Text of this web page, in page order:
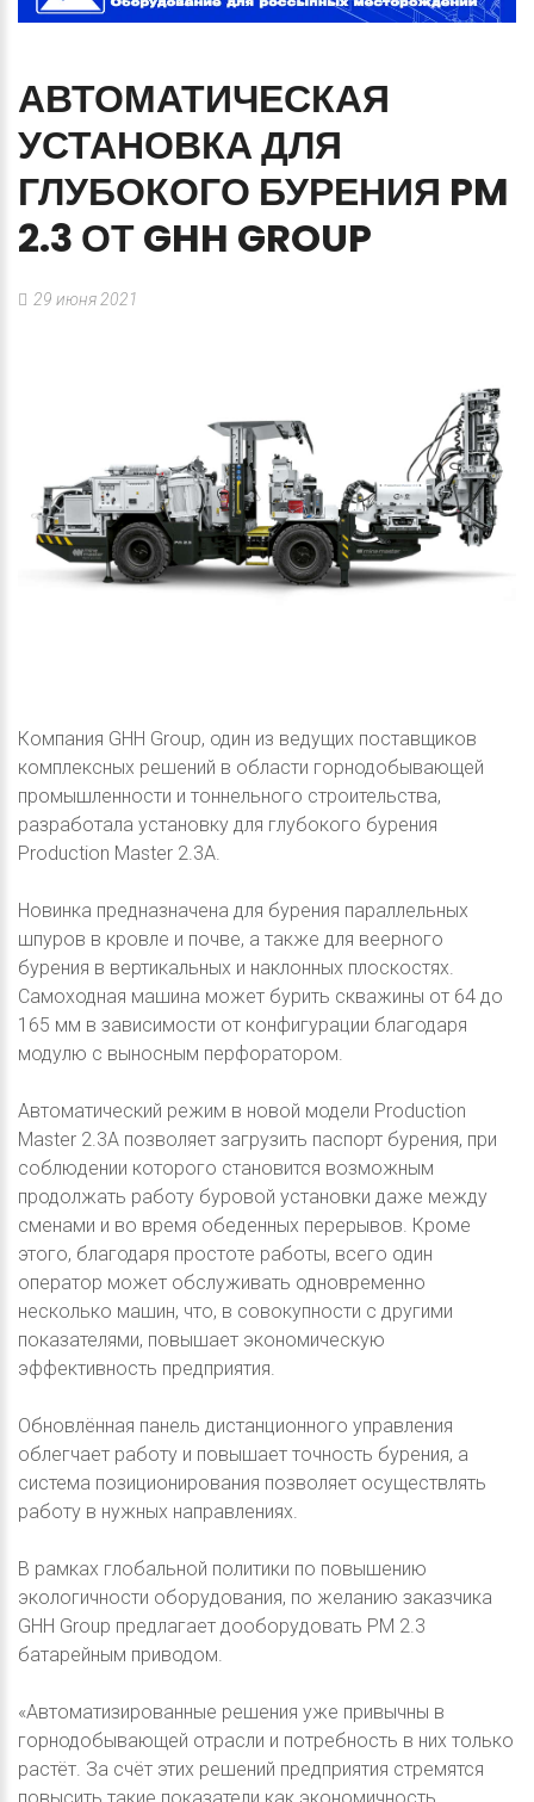
АВТОМАТИЧЕСКАЯ
УСТАНОВКАДЛЯ
ГЛУБОКОГО БУРЕНИЯ PM
2.3 ОТGHH GROUP
29 июня 2021
Компания GHH Group, один из ведущих поставщиков
комплексных решений в области горнодобывающей
промышленности и тоннельного строительства,
разработала установку для глубокого бурения
Production Master 2.3A.
Новинка предназначена для бурения параллельных
шпуров в кровле и почве, а также для веерного
бурения в вертикальных и наклонных плоскостях.
Самоходная машина может бурить скважины от 64 до
165 мм в зависимости от конфигурации благодаря
модулю с выносным перфоратором.
Автоматический режим в новой модели Production
Master 2.3A позволяет загрузить паспорт бурения, при
соблюдении которого становится возможным
продолжать работу буровой установки даже между
сменами и во время обеденных перерывов. Кроме
этого, благодаря простоте работы, всего один
оператор может обслуживать одновременно
несколько машин, что, в совокупности с другими
показателями, повышает экономическую
эффективность предприятия.
Обновлённая панель дистанционного управления
облегчает работу и повышает точность бурения, а
система позиционирования позволяет осуществлять
работу в нужных направлениях.
В рамках глобальной политики по повышению
экологичности оборудования, по желанию заказчика
GHH Group предлагает дооборудовать PM 2.3
батарейным приводом.
«Автоматизированные решения уже привычны в
горнодобывающей отрасли и потребность в них только
растёт. За счёт этих решений предприятия стремятся